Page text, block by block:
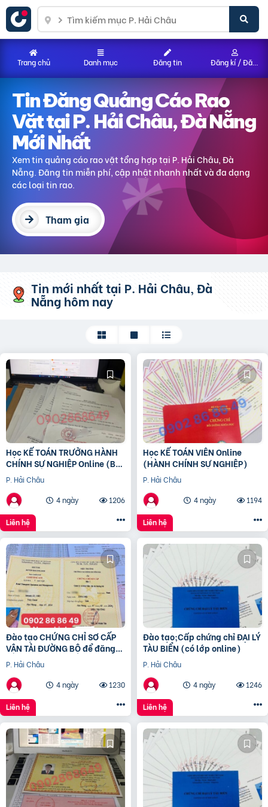
Tin Đăng Quảng Cáo Rao
Vặttại P. Hải Châu, Đà Nẵng
Mới Nhất
Xem tin quảng cáo rao vặt tổng hợptại P. Hải Châu, Đà
Nẵng. Đăng tin miễn phí, cập nhật nhanh nhất và đa dạng
các loại tin rao.
Tham gia
Tin mới nhấttại P. Hải Châu, Đà
Nẵnghôm nay
Học KẾ TOÁN TRƯỞNG HÀNH
CHÍNH SỰ NGHIỆP Online (Bộ
tài chính) cấp chứng chỉ để
bổ nhiệm
P. Hải Châu
4 ngày
1206
Liên hệ
Học KẾ TOÁN VIÊN Online
(HÀNH CHÍNH SỰ NGHIỆP)
P. Hải Châu
4 ngày
1194
Liên hệ
Đào tạo CHỨNG CHỈ SƠ CẤP
VẬN TẢI ĐƯỜNG BỘ để đăng
ký kinh doanh vận tải, đổi
biển vàng
P. Hải Châu
4 ngày
1230
Liên hệ
Đào tạo;Cấp chứng chỉ ĐẠI LÝ
TÀU BIỂN (có lớp online)
P. Hải Châu
4 ngày
1246
Liên hệ
Trang chủ Danh mục Đăng tin